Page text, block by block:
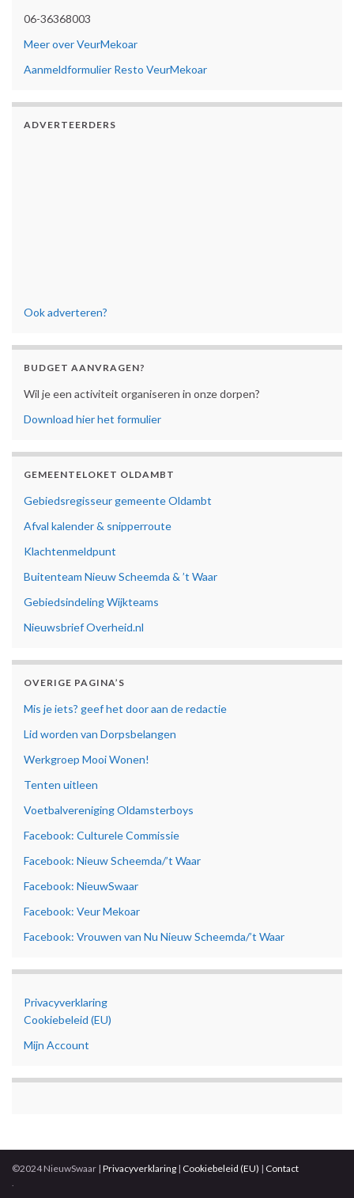
06-36368003
Meer over VeurMekoar
Aanmeldformulier Resto VeurMekoar
ADVERTEERDERS
Ook adverteren?
BUDGET AANVRAGEN?
Wil je een activiteit organiseren in onze dorpen?
Download hier het formulier
GEMEENTELOKET OLDAMBT
Gebiedsregisseur gemeente Oldambt
Afval kalender & snipperroute
Klachtenmeldpunt
Buitenteam Nieuw Scheemda & ’t Waar
Gebiedsindeling Wijkteams
Nieuwsbrief Overheid.nl
OVERIGE PAGINA’S
Mis je iets? geef het door aan de redactie
Lid worden van Dorpsbelangen
Werkgroep Mooi Wonen!
Tenten uitleen
Voetbalvereniging Oldamsterboys
Facebook: Culturele Commissie
Facebook: Nieuw Scheemda/’t Waar
Facebook: NieuwSwaar
Facebook: Veur Mekoar
Facebook: Vrouwen van Nu Nieuw Scheemda/’t Waar
Privacyverklaring
Cookiebeleid (EU)
Mijn Account
©2024 NieuwSwaar | Privacyverklaring | Cookiebeleid (EU) | Contact
.